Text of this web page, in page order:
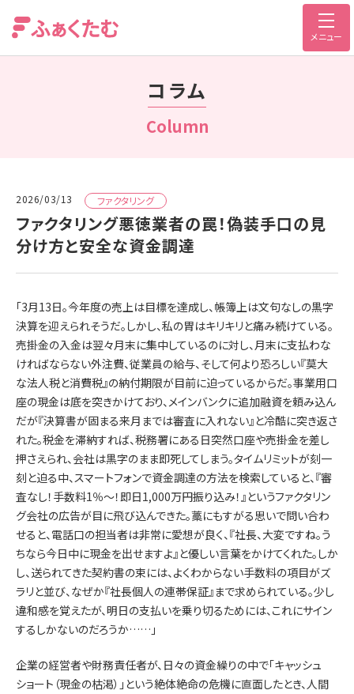
メニュー
コラム
Column
2026/03/13 ファクタリング
ファクタリング悪徳業者の罠！偽装手口の見
分け方と安全な資金調達
「3月13日。今年度の売上は目標を達成し、帳簿上は文句なしの黒字
決算を迎えられそうだ。しかし、私の胃はキリキリと痛み続けている。
売掛金の入金は翌々月末に集中しているのに対し、月末に支払わな
ければならない外注費、従業員の給与、そして何より恐ろしい『莫大
な法人税と消費税』の納付期限が目前に迫っているからだ。事業用口
座の現金は底を突きかけており、メインバンクに追加融資を頼み込ん
だが『決算書が固まる来月までは審査に入れない』と冷酷に突き返さ
れた。税金を滞納すれば、税務署にある日突然口座や売掛金を差し
押さえられ、会社は黒字のまま即死してしまう。タイムリミットが刻一
刻と迫る中、スマートフォンで資金調達の方法を検索していると、『審
査なし！手数料1％〜！即日1,000万円振り込み！』というファクタリン
グ会社の広告が目に飛び込んできた。藁にもすがる思いで問い合わ
せると、電話口の担当者は非常に愛想が良く、『社長、大変ですね。う
ちなら今日中に現金を出せますよ』と優しい言葉をかけてくれた。しか
し、送られてきた契約書の束には、よくわからない手数料の項目がズ
ラリと並び、なぜか『社長個人の連帯保証』まで求められている。少し
違和感を覚えたが、明日の支払いを乗り切るためには、これにサイン
するしかないのだろうか……」
企業の経営者や財務責任者が、日々の資金繰りの中で「キャッシュ
ショート（現金の枯渇）」という絶体絶命の危機に直面したとき、人間